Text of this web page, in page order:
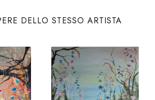
DELLO STESSO ARTISTA